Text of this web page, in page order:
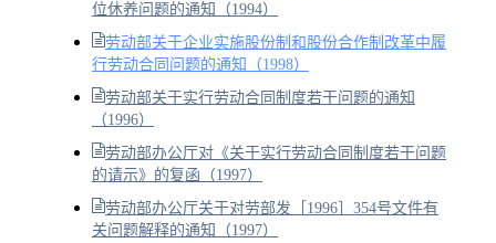
位休养问题的通知（1994）
劳动部关于企业实施股份制和股份合作制改革中履
行劳动合同问题的通知（1998）
劳动部关于实行劳动合同制度若干问题的通知
（1996）
劳动部办公厅对《关于实行劳动合同制度若干问题
的请示》的复函（1997）
劳动部办公厅关于对劳部发［1996］354号文件有
关问题解释的通知（1997）